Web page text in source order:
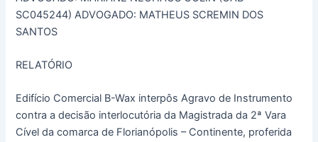
SC045244) ADVOGADO: MATHEUS SCREMIN DOS
SANTOS
RELATÓRIO
Edifício Comercial B-Wax interpôs Agravo de Instrumento
contra a decisão interlocutória da Magistrada da 2ª Vara
Cível da comarca de Florianópolis – Continente, proferida